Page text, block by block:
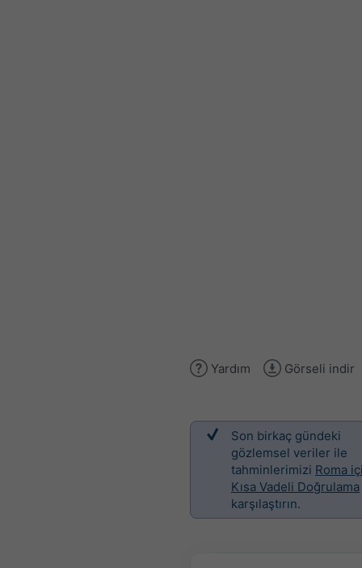
Yardım Görseli indir
Son birkaç gündeki
gözlemsel veriler ile
tahminlerimizi Roma
Kısa Vadeli Doğrulama
karşılaştırın.